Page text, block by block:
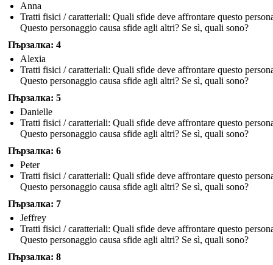
Anna
Tratti fisici / caratteriali: Quali sfide deve affrontare questo
Questo personaggio causa sfide agli altri? Se sì, quali sono?
Пързалка: 4
Alexia
Tratti fisici / caratteriali: Quali sfide deve affrontare questo
Questo personaggio causa sfide agli altri? Se sì, quali sono?
Пързалка: 5
Danielle
Tratti fisici / caratteriali: Quali sfide deve affrontare questo
Questo personaggio causa sfide agli altri? Se sì, quali sono?
Пързалка: 6
Peter
Tratti fisici / caratteriali: Quali sfide deve affrontare questo
Questo personaggio causa sfide agli altri? Se sì, quali sono?
Пързалка: 7
Jeffrey
Tratti fisici / caratteriali: Quali sfide deve affrontare questo
Questo personaggio causa sfide agli altri? Se sì, quali sono?
Пързалка: 8